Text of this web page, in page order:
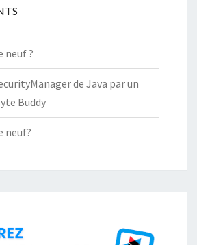
neuf ?
de Java par un
Buddy
neuf?